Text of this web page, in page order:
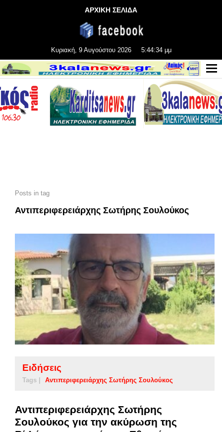
ΑΡΧΙΚΗ ΣΕΛΙΔΑ
Κυριακή, 9 Αυγούστου 2026 5:44:35 μμ
Posts in tag
Αντιπεριφερειάρχης Σωτήρης Σουλούκος
Ειδήσεις
Tags | Αντιπεριφερειάρχης Σωτήρης Σουλούκος
Αντιπεριφερειάρχης Σωτήρης
Σουλούκος για την ακύρωση της